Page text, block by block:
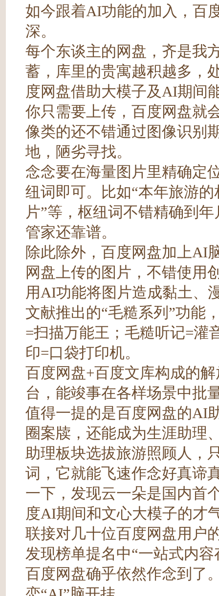
如今跟着AI功能的加入，百
深。
每个东谈主的网盘，齐是我
蓄，库里的贵寓越积越多，
度网盘借助大模子及AI期间
你只需要上传，百度网盘就
像类的还不错通过图像识别
地，陋劣寻找。
念念要在海量图片里精确定
纽词即可。比如“本年旅游
片”等，枢纽词不错精确到
管家还靠谱。
除此除外，百度网盘加上AI
网盘上传的图片，不错使用
用AI功能将图片造成黏土、
文献推出的“毛糙系列”功能
=扫描万能王；毛糙听记=灌
印=口袋打印机。
百度网盘+百度文库构成的
台，能竣事在各样场景中批
值得一提的是百度网盘的AI
圈案牍，还能成为生涯助理
助理板块选拔旅游照顾人，
词，它就能飞速作念好真谛
一下，发现云一朵是国内首
度AI期间和文心大模子的才
联接对几十位百度网盘用户
发现榜单提名中“一站式内
百度网盘确乎依然作念到了